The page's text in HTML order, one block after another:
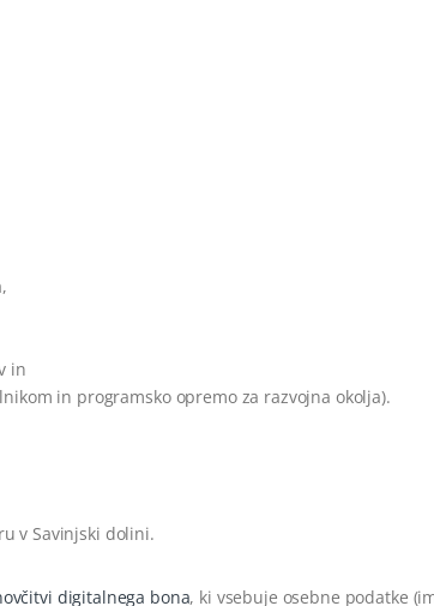
in
in programsko opremo za razvojna okolja).
v Savinjski dolini.
digitalnega bona, ki vsebuje osebne podatke